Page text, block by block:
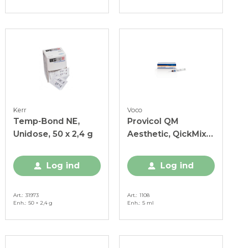
Kerr
Temp-Bond NE,
Unidose, 50 x 2,4 g
Log ind
Art. 31973
Enh. 50 × 2,4 g
Voco
Provicol QM
Aesthetic, QickMix
Log ind
Art. 1108
Enh. 5 ml